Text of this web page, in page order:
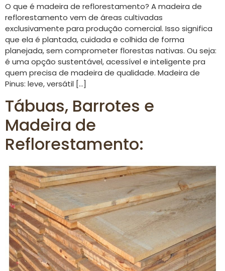
O que é madeira de reflorestamento? A madeira de
reflorestamento vem de áreas cultivadas
exclusivamente para produção comercial. Isso significa
que ela é plantada, cuidada e colhida de forma
planejada, sem comprometer florestas nativas. Ou seja:
é uma opção sustentável, acessível e inteligente pra
quem precisa de madeira de qualidade. Madeira de
Pinus: leve, versátil […]
Tábuas, Barrotes e
Madeira de
Reflorestamento: